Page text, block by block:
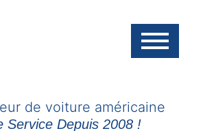
Service Depuis 2008 !